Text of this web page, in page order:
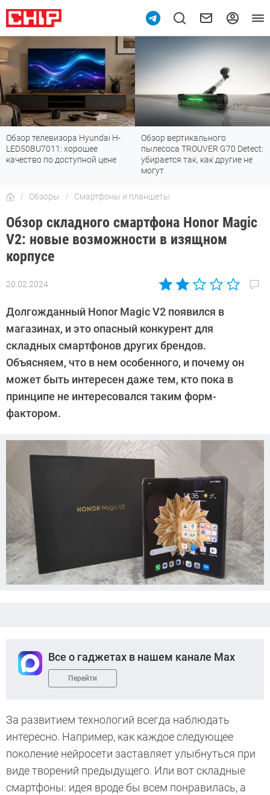
Обзор вертикального
пылесоса TROUVER G70 Detect:
убирается так, как другие не
Топ-8 недорогих роутеров с Wi-
Fi 7: все «плюшки» последнего
стандарта
Обзоры Смартфоны и планшеты
Обзор складного смартфона Honor Magic
V2: новые возможности в изящном
корпусе
20.02.2024
Автор:
Долгожданный Honor Magic V2 появился в
магазинах, и это опасный конкурент для
складных смартфонов других брендов.
Объясняем, что в нем особенного, и почему он
может быть интересен даже тем, кто пока в
принципе не интересовался таким форм-
фактором.
Все о гаджетах в нашем канале Max
Перейти
За развитием технологий всегда наблюдать
интересно. Например, как каждое следующее
поколение нейросети заставляет улыбнуться при
виде творений предыдущего. Или вот складные
смартфоны: идея вроде бы всем понравилась, а